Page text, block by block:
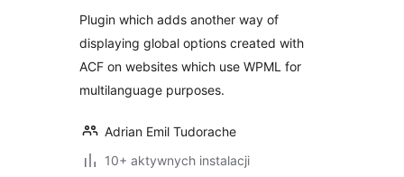
Plugin which adds another way of
displaying global options created with
ACF on websites which use WPML for
multilanguage purposes.
Adrian Emil Tudorache
10+ aktywnych instalacji